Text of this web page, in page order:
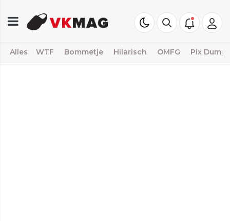
Alles WTF Bommetje Hilarisch OMFG Pix Dump